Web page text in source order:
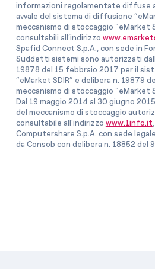
informazioni regolamentate diffuse
avvale del sistema di diffusione
meccanismo di stoccaggio “eMarket
consultabili all’indirizzo
Spafid Connect S.p.A., con sede in
Suddetti sistemi sono autorizzati
19878 del 15 febbraio 2017 per il
“eMarket SDIR” e delibera n. 19879
meccanismo di stoccaggio “eMarket
Dal 19 maggio 2014 al 30 giugno
del meccanismo di stoccaggio
consultabile all’indirizzo www.1info.it
Computershare S.p.A. con sede
da Consob con delibera n. 18852 del